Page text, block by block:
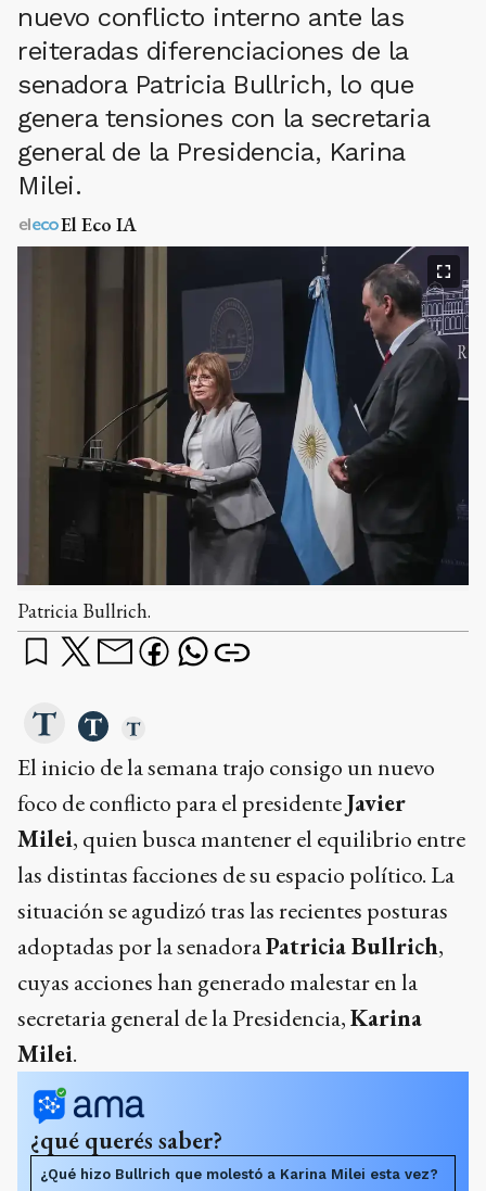
nuevo conflicto interno ante las
reiteradas diferenciaciones de la
senadora Patricia Bullrich, lo que
genera tensiones con la secretaria
general de la Presidencia, Karina
Milei.
El Eco IA
Patricia Bullrich.
El inicio de la semana trajo consigo un nuevo
foco de conflicto para el presidenteJavier
Milei, quien busca mantener el equilibrio entre
las distintas facciones de su espacio político. La
situación se agudizó tras las recientes posturas
adoptadas por la senadoraPatricia Bullrich,
cuyas acciones han generado malestar en la
secretaria general de la Presidencia,Karina
Milei.
¿qué querés saber?
¿Qué hizo Bullrich que molestó a Karina Milei esta vez?